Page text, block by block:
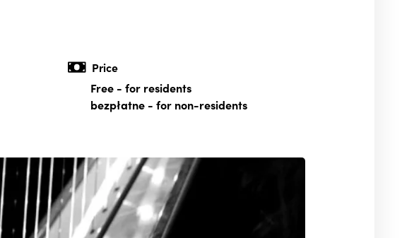
Price
Free- for residents
bezpłatne- for non-residents